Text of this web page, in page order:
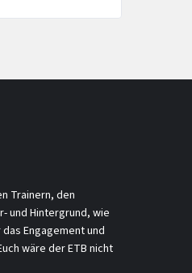
Trainern, den
und Hintergrund, wie
Engagement und
wäre der ETB nicht